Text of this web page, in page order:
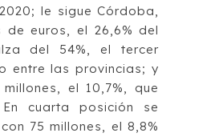
le sigue Córdoba,
de euros, el 26,6% del
del 54%, el tercer
entre las provincias; y
el 10,7%, que
cuarta posición se
75 millones, el 8,8%